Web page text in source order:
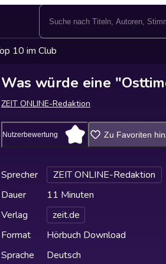
10 im Club
Was würde eine
ZEIT ONLINE-Redaktion
Nutzerbewertung Zu Favoriten
Sprecher
ZEIT ONLINE-Redaktion
Dauer
11 Minuten
Verlag
zeit.de
Format
Hörbuch Download
Sprache
Deutsch